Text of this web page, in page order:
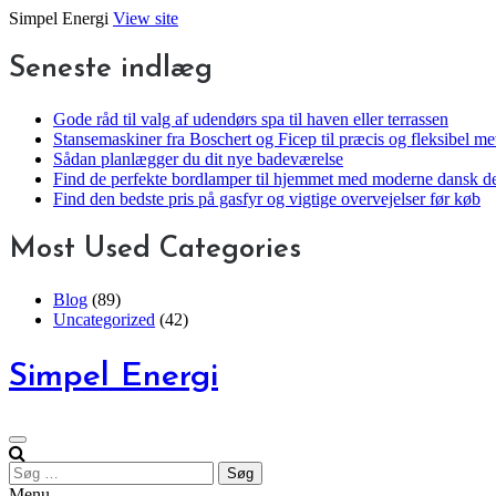
Skip
content
Simpel Energi View site
Seneste indlæg
Gode råd til valg af udendørs spa til haven eller terrassen
Stansemaskiner fra Boschert og Ficep til præcis og fleksibel
Sådan planlægger du dit nye badeværelse
Find de perfekte bordlamper til hjemmet med moderne dansk
Find den bedste pris på gasfyr og vigtige overvejelser før køb
Most Used Categories
Blog (89)
Uncategorized (42)
Simpel Energi
Søg
efter: